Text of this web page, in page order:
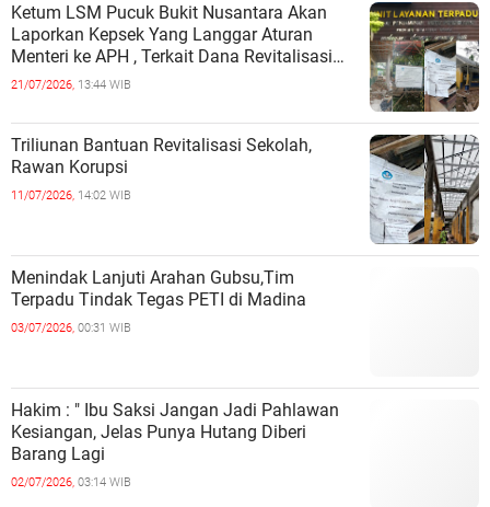
Ketum LSM Pucuk Bukit Nusantara Akan
Laporkan Kepsek Yang Langgar Aturan
Menteri ke APH , Terkait Dana Revitalisasi
Sekolah
21/07/2026, 13:44 WIB
Triliunan Bantuan Revitalisasi Sekolah,
Rawan Korupsi
11/07/2026, 14:02 WIB
Menindak Lanjuti Arahan Gubsu,Tim
Terpadu Tindak Tegas PETI di Madina
03/07/2026, 00:31 WIB
Hakim : " Ibu Saksi Jangan Jadi Pahlawan
Kesiangan, Jelas Punya Hutang Diberi
Barang Lagi
02/07/2026, 03:14 WIB